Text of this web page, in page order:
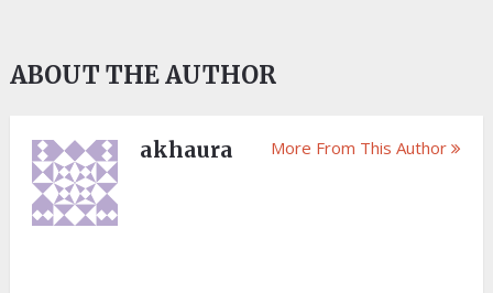
ABOUT THE AUTHOR
akhaura More From This Author